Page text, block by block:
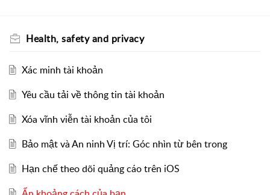
Health, safety and privacy
Xác minh tài khoản
Yêu cầu tải về thông tin tài khoản
Xóa vĩnh viễn tài khoản của tôi
Bảo mật và An ninh Vị trí: Góc nhìn từ bên trong
Hạn chế theo dõi quảng cáo trên iOS